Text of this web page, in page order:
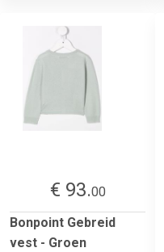
€ 93.00
Bonpoint Gebreid
vest - Groen